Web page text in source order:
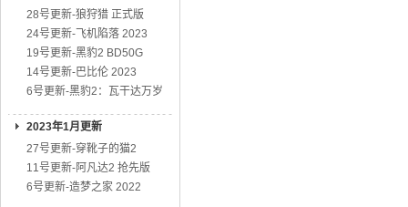
28号更新-狼狩猎 正式版
24号更新-飞机陷落 2023
19号更新-黑豹2 BD50G
14号更新-巴比伦 2023
6号更新-黑豹2：瓦干达万岁
2023年1月更新
27号更新-穿靴子的猫2
11号更新-阿凡达2 抢先版
6号更新-造梦之家 2022